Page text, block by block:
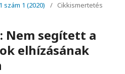
szám 1 (2020) / Cikkismertetés
Nem segített a
elhízásának